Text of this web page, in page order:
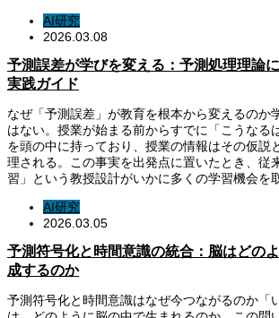
AI研究
2026.03.08
予測誤差が学びを変える：予測処理理論
実践ガイド
なぜ「予測誤差」が教育を根本から変えるのか
はない。授業が始まる前からすでに「こうなる
を頭の中に持っており、授業の情報はその仮説
理される。この事実を出発点に置いたとき、従
習」という教授設計がいかに多くの学習機会を
AI研究
2026.03.05
予測符号化と時間意識の統合：脳はどの
成するのか
予測符号化と時間意識はなぜ今つながるのか「